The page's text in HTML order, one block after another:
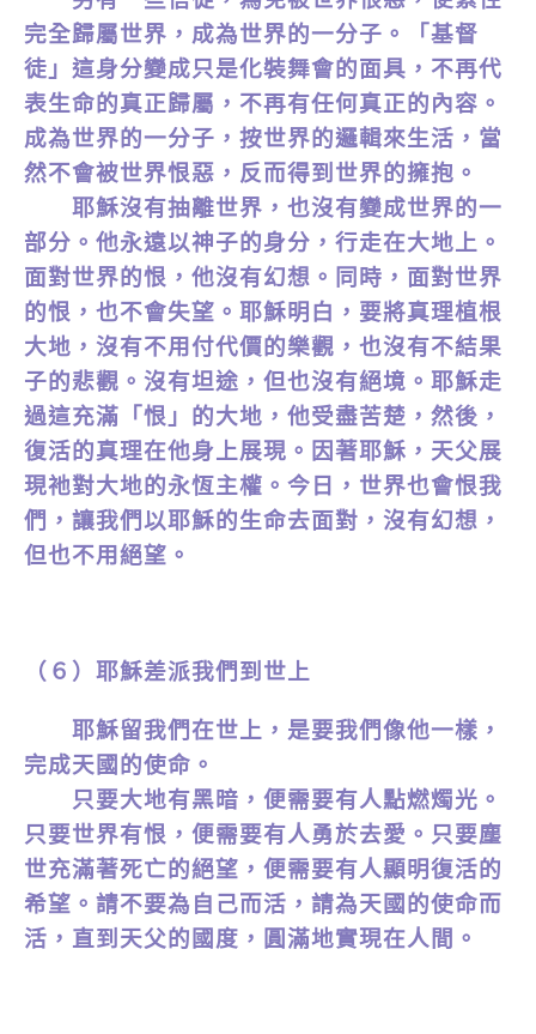
完全歸屬世界，成為世界的一分子。「基督
徒」這身分變成只是化裝舞會的面具，不再代
表生命的真正歸屬，不再有任何真正的內容。
成為世界的一分子，按世界的邏輯來生活，當
然不會被世界恨惡，反而得到世界的擁抱。
耶穌沒有抽離世界，也沒有變成世界的一
部分。他永遠以神子的身分，行走在大地上。
面對世界的恨，他沒有幻想。同時，面對世界
的恨，也不會失望。耶穌明白，要將真理植根
大地，沒有不用付代價的樂觀，也沒有不結果
子的悲觀。沒有坦途，但也沒有絕境。耶穌走
過這充滿「恨」的大地，他受盡苦楚，然後，
復活的真理在他身上展現。因著耶穌，天父展
現祂對大地的永恆主權。今日，世界也會恨我
們，讓我們以耶穌的生命去面對，沒有幻想，
但也不用絕望。
（６）耶穌差派我們到世上
耶穌留我們在世上，是要我們像他一樣，
完成天國的使命。
只要大地有黑暗，便需要有人點燃燭光。
只要世界有恨，便需要有人勇於去愛。只要塵
世充滿著死亡的絕望，便需要有人顯明復活的
希望。請不要為自己而活，請為天國的使命而
活，直到天父的國度，圓滿地實現在人間。